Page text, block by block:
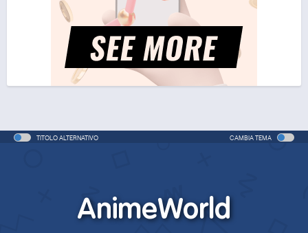
TITOLO ALTERNATIVO CAMBIA TEMA
AnimeWorld